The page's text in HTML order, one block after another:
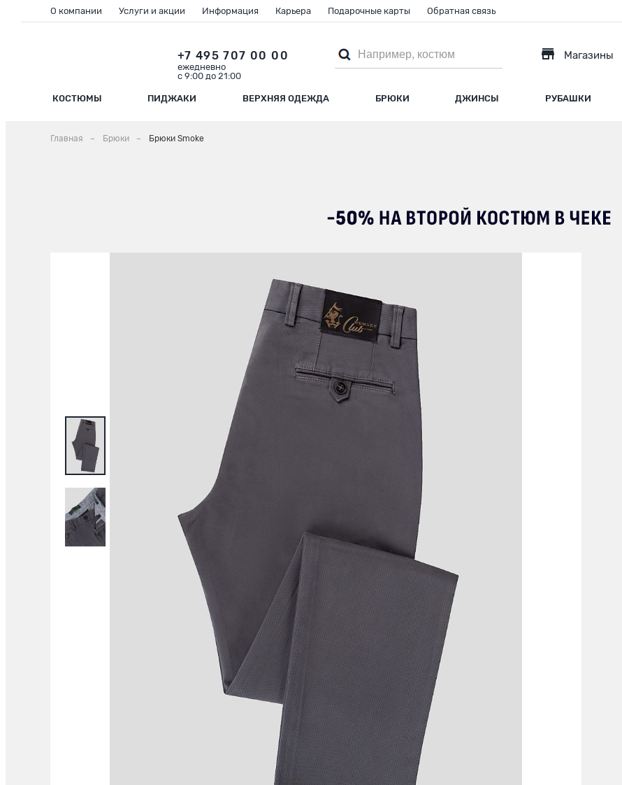
КОСТЮМЫ ПИДЖАКИ ВЕРХНЯЯ ОДЕЖДА БРЮКИ ДЖИНСЫ РУБАШКИ
+7 495 707 00 00
ежедневно
с 9:00 до 21:00
Магазины
О компании Услуги и акции Информация Карьера Подарочные карты Обратная связь
Главная Брюки Брюки Smoke